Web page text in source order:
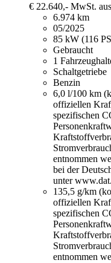
€ 22.640,- MwSt.
6.974 km
05/2025
85 kW (116
Gebraucht
1
Schaltgetriebe
Benzin
6,0 l/100 km
offiziellen
spezifischen
entnommen
bei der
unter
135,5 g/km
offiziellen
spezifischen
entnommen